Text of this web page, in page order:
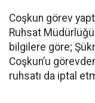
Coşkun görev
Ruhsat Müdürlüğü
bilgilere göre;
Coşkun’u
ruhsatı da iptal